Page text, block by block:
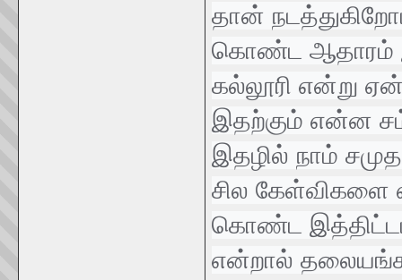
தான்
கொண்ட ஆதாரம்
கல்லூரி என்று
இதற்கும் என்ன
இதழில் நாம்
சில கேள்விகளை
கொண்ட இத்திட்டம்
என்றால்